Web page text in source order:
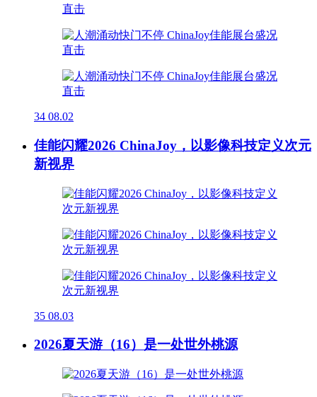
34 08.02
佳能闪耀2026 ChinaJoy，以影像科技定义次元
新视界
35 08.03
2026夏天游（16）是一处世外桃源